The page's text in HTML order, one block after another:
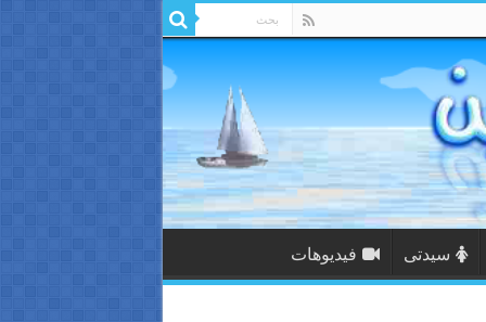
سيدتى فيديوهات